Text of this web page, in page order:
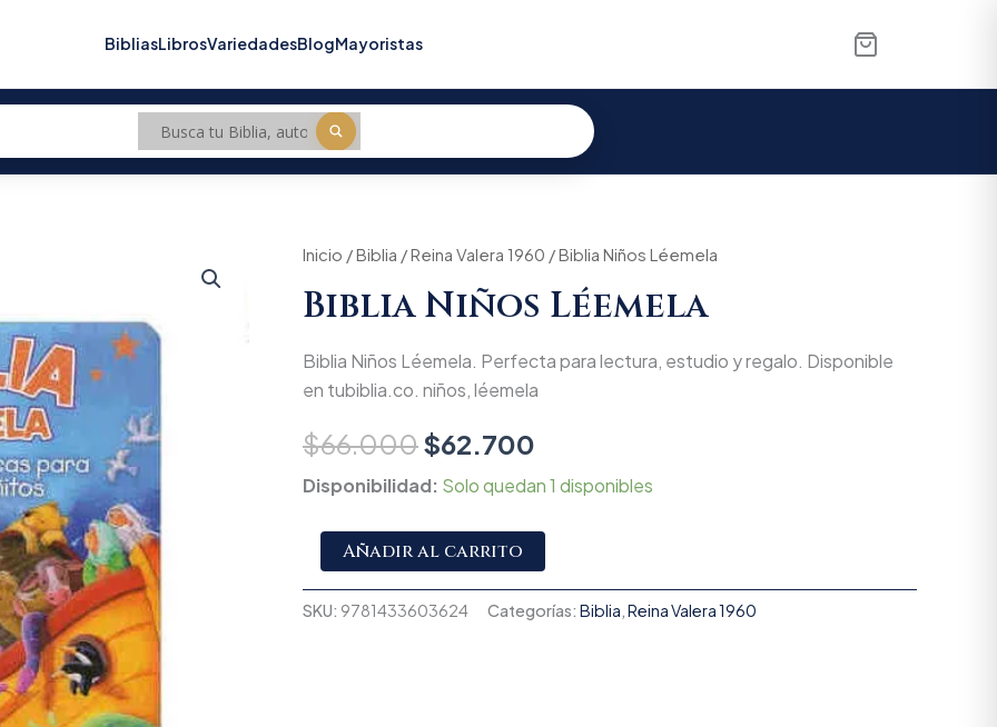
BibliasLibrosVariedadesBlogMayoristas
Inicio /Biblia /Reina Valera 1960 / Biblia Niños Léemela
Biblia Niños Léemela
Biblia Niños Léemela. Perfecta para lectura, estudio y regalo. Disponible
en tubiblia.co. niños, léemela
$66.000
Original
price
was:
$66.000.
$62.700
Current
price
is:
$62.700.
Disponibilidad: Solo quedan 1 disponibles
Biblia
Léemela
cantidad
Añadir al carrito
SKU: 9781433603624 Categorías: Biblia,Reina Valera 1960